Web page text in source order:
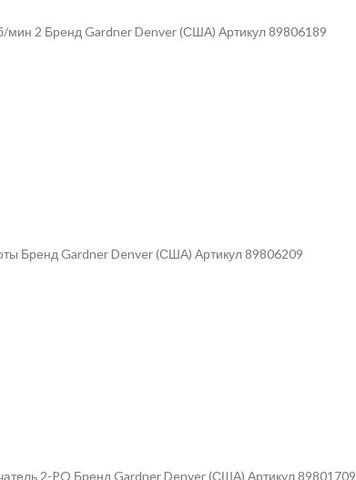
мин 2 Бренд Gardner Denver (США) Артикул 89806189
Бренд Gardner Denver (США) Артикул 89806209
2-PO Бренд Gardner Denver (США) Артикул 89801709